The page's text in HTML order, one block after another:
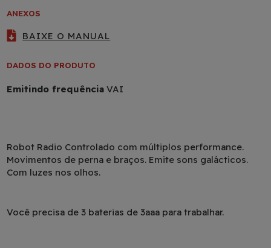
ANEXOS
BAIXE O MANUAL
DADOS DO PRODUTO
Emitindo frequência VAI
Robot Radio Controlado com múltiplos performance.
Movimentos de perna e braços. Emite sons galácticos.
Com luzes nos olhos.
Você precisa de 3 baterias de 3aaa para trabalhar.